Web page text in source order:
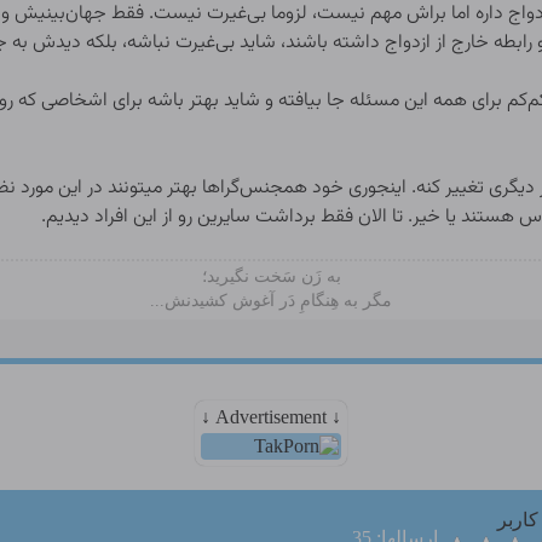
داره اما براش مهم نیست، لزوما بی‌غیرت نیست. فقط
خارج از ازدواج داشته باشند، شاید بی‌غیرت نباشه، بلکه دیدش به
برای همه این مسئله جا بیافته و شاید بهتر باشه برای اشخاصی
تغییر کنه. اینجوری خود همجنس‌گراها بهتر میتونند در این مورد
یا خیر. تا الان فقط برداشت سایرین رو از این افراد دیدیم.
به زَن سَخت نگیرید؛
مگر به هِنگامِ دَر آغوش کشیدنش...
↓ Advertisement ↓
کاربر
ارسالها: 35